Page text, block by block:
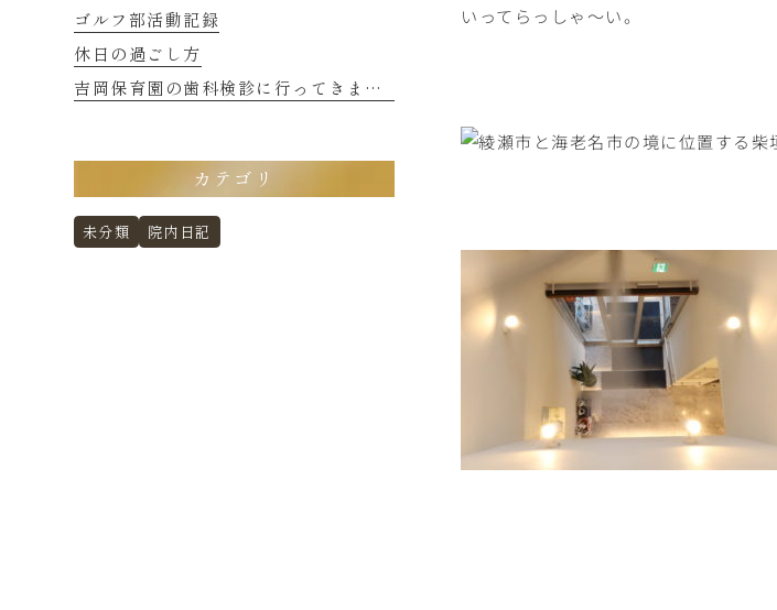
いってらっしゃ～い。
ゴルフ部活動記録
休日の過ごし方
吉岡保育園の歯科検診に行ってきました
カテゴリ
未分類 院内日記